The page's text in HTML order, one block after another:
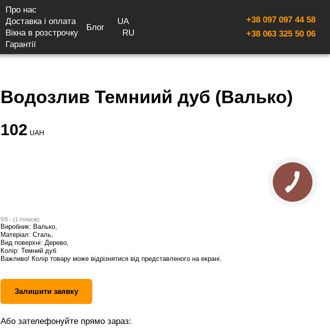
Про нас
Доставка і оплата
Вікна в розстрочку
Гарантії
Блог
UA
RU
+38 097 097 44 58
+38 063 325 50 06
Водозлив Темниий дуб (Валько)
102 UAH
5/5 - (1 голосів)
Виробник: Валько,
Матеріал: Сталь,
Вид поверхні: Дерево,
Колір: Темний дуб
Важливо! Колір товару може відрізнятися від представленого на екрані.
Залишити заявку
Або зателефонуйте прямо зараз: